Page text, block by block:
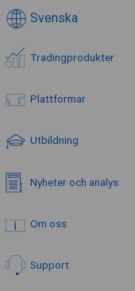
Svenska
Tradingprodukter
Plattformar
Utbildning
Nyheter och analys
Om oss
Support